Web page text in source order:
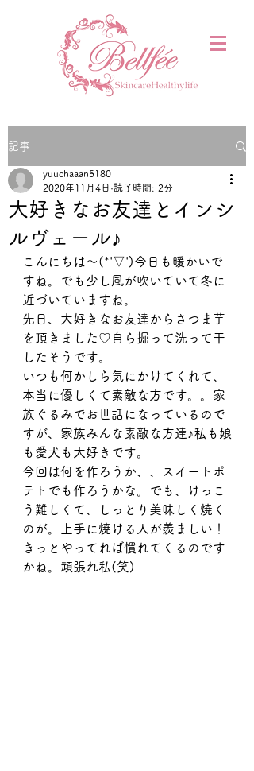
記事
大好きなお友達とインシ
ルヴェール♪
yuuchaaan5180
2020年11月4日 読了時間: 2分
こんにちは～(*'▽')今日も暖かいで
すね。でも少し風が吹いていて冬に
近づいていますね。
先日、大好きなお友達からさつま芋
を頂きました♡自ら掘って洗って干
したそうです。
いつも何かしら気にかけてくれて、
本当に優しくて素敵な方です。。家
族ぐるみでお世話になっているので
すが、家族みんな素敵な方達♪私も娘
も愛犬も大好きです。
今回は何を作ろうか、、スイートポ
テトでも作ろうかな。でも、けっこ
う難しくて、しっとり美味しく焼く
のが。上手に焼ける人が羨ましい！
きっとやってれば慣れてくるのです
かね。頑張れ私(笑)